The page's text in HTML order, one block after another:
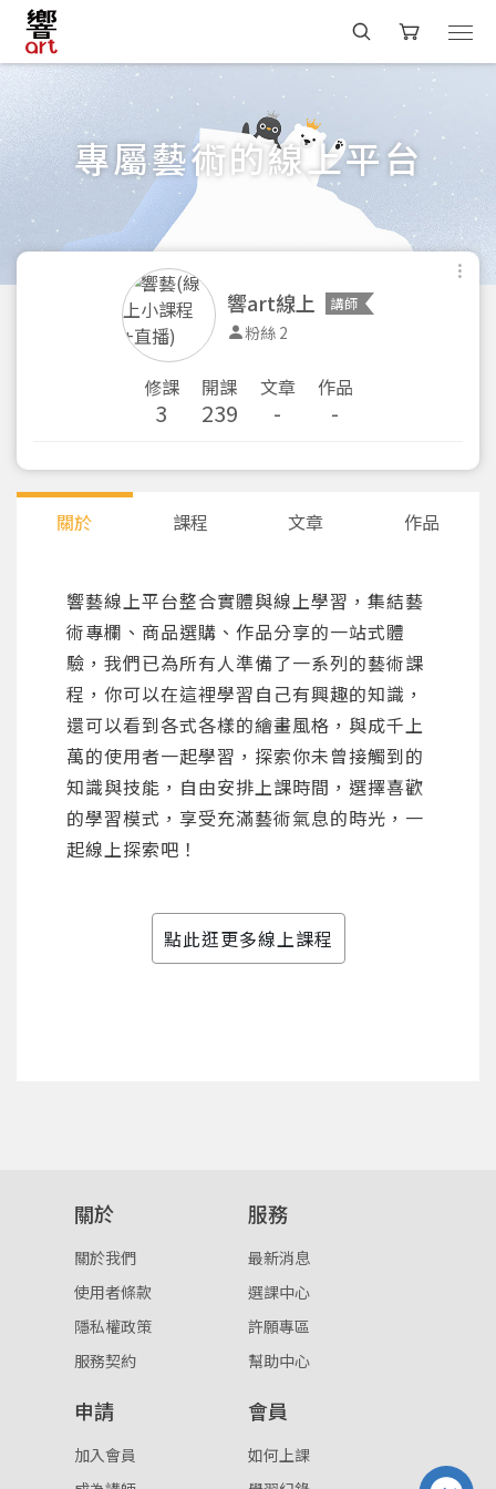
註冊
按下註冊即代表你同意我們的使用者條款
您將收到一封Email，請依照信件中的指示重新登
系統偵測到您的帳號重複登入，
專屬藝術的線上平台
響art線上 講師
粉絲 2
修課
3
開課
239
文章
-
作品
-
關於 課程 文章 作品
響藝線上平台整合實體與線上學習，集結藝
術專欄、商品選購、作品分享的一站式體
驗，我們已為所有人準備了一系列的藝術課
程，你可以在這裡學習自己有興趣的知識，
還可以看到各式各樣的繪畫風格，與成千上
萬的使用者一起學習，探索你未曾接觸到的
知識與技能，自由安排上課時間，選擇喜歡
的學習模式，享受充滿藝術氣息的時光，一
起線上探索吧！
點此逛更多線上課程
關於
關於我們
使用者條款
隱私權政策
服務契約
服務
最新消息
選課中心
許願專區
幫助中心
申請
加入會員
會員
如何上課